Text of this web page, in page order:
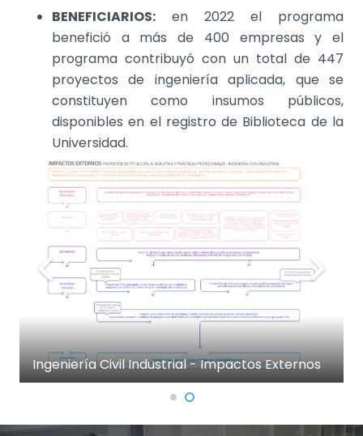
BENEFICIARIOS: en 2022 el programa
benefició a más de 400 empresas y el
programa contribuyó con un total de 447
proyectos de ingeniería aplicada, que se
constituyen como insumos públicos,
disponibles en el registro de Biblioteca de la
Universidad.
Ingeniería Civil Industrial - Impactos Externos